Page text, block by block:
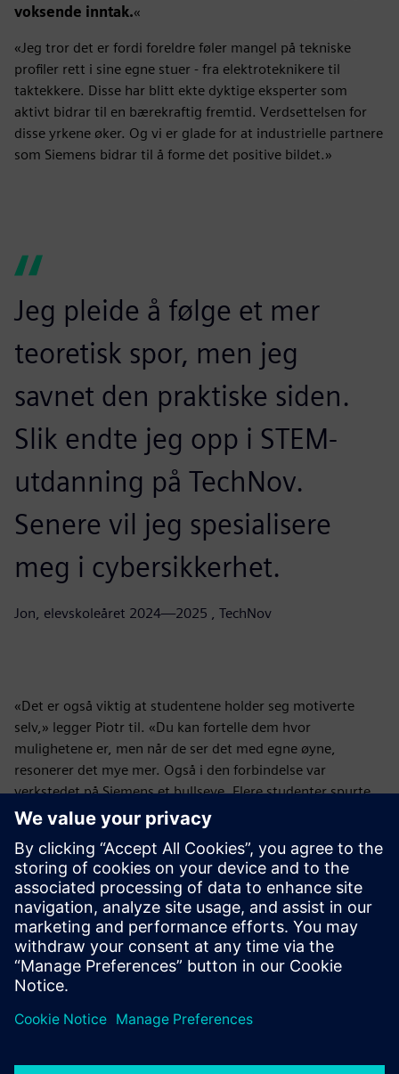
voksende inntak.«
«Jeg tror det er fordi foreldre føler mangel på tekniske
profiler rett i sine egne stuer - fra elektroteknikere til
taktekkere. Disse har blitt ekte dyktige eksperter som
aktivt bidrar til en bærekraftig fremtid. Verdsettelsen for
disse yrkene øker. Og vi er glade for at industrielle partnere
som Siemens bidrar til å forme det positive bildet.»
Jeg pleide å følge et mer
teoretisk spor, men jeg
savnet den praktiske siden.
Slik endte jeg opp i STEM-
utdanning på TechNov.
Senere vil jeg spesialisere
meg i cybersikkerhet.
Jon, elevskoleåret 2024—2025 , TechNov
«Det er også viktig at studentene holder seg motiverte
selv,» legger Piotr til. «Du kan fortelle dem hvor
mulighetene er, men når de ser det med egne øyne,
resonerer det mye mer. Også i den forbindelse var
verkstedet på Siemens et bullseye. Flere studenter spurte
umiddelbart om praksisplasser - og Siemens tilbyr dem på
tvers av et bredt spekter av felt.
I mellomtiden undersøker Siemens og TechNov muligheter
for å fortsette dette første samarbeidet. Fortsetter - uten
tvil!
Vil du starte et samarbeid med Siemens eller leter